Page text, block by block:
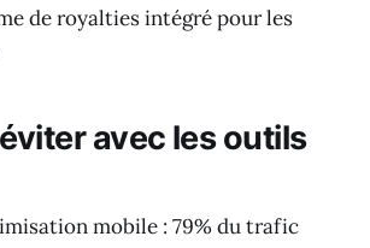
de royalties intégré pour les
avec les outils
mobile : 79% du trafic